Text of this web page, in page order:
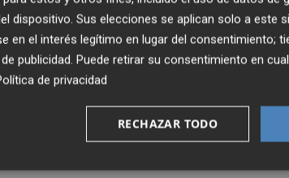
dispositivo. Sus elecciones se aplican solo a este
en el interés legítimo en lugar del consentimiento;
publicidad. Puede retirar su consentimiento en
de privacidad
RECHAZAR TODO